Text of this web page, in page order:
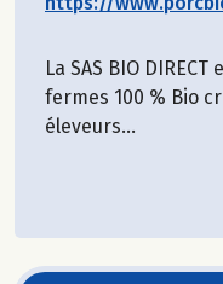
La SAS BIO
fermes 100 % Bio
éleveurs...